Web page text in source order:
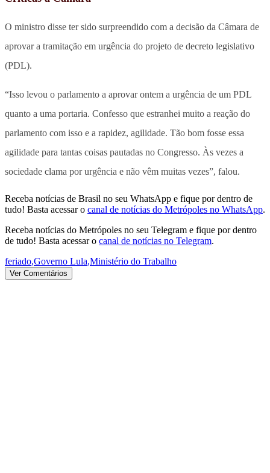
O ministro disse ter sido surpreendido com a decisão da Câmara de
aprovar a tramitação em urgência do projeto de decreto legislativo
(PDL).
“Isso levou o parlamento a aprovar ontem a urgência de um PDL
quanto a uma portaria. Confesso que estranhei muito a reação do
parlamento com isso e a rapidez, agilidade. Tão bom fosse essa
agilidade para tantas coisas pautadas no Congresso. Às vezes a
sociedade clama por urgência e não vêm muitas vezes”, falou.
Receba notícias de Brasil no seu WhatsApp e fique por dentro de
tudo! Basta acessar o canal de notícias do Metrópoles no WhatsApp.
Receba notícias do Metrópoles no seu Telegram e fique por dentro
de tudo! Basta acessar o canal de notícias no Telegram.
feriado,Governo Lula,Ministério do Trabalho
Ver Comentários